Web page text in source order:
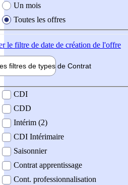
Un mois
Toutes les offres
le filtre de date de création de l'offre
filtres de types de Contrat
contrat
CDI
CDD
Intérim (2)
CDI Intérimaire
Saisonnier
Contrat apprentissage
Cont. professionnalisation